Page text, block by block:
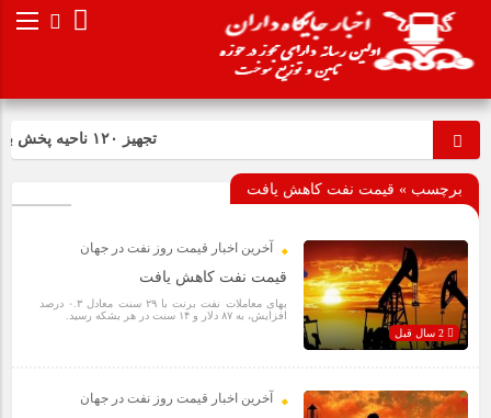
تجهیز ۱۲۰ ناحیه پخش به فرایند صدور آنی کارت سوخت
برچسب » قیمت نفت کاهش یافت
آخرین اخبار قیمت روز نفت در جهان
قیمت نفت کاهش یافت
بهای معاملات نفت برنت با ۲۹ سنت معادل ۰.۳ درصد
افزایش، به ۸۷ دلار و ۱۴ سنت در هر بشکه رسید.
آخرین اخبار قیمت روز نفت در جهان